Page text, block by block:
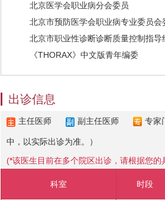
北京医学会职业病分会委员
北京市预防医学会职业病专业委员会
北京市职业性诊断诊断质量控制指导
《THORAX》中文版青年编委
出诊信息
主任医师 副主任医师 专家
中，以实际出诊为准。）
(*该医生目前在多个院区出诊，请根据您
科室 时段